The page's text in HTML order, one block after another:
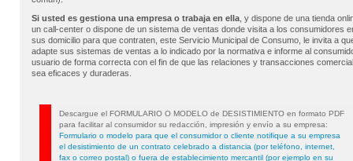
Si usted es gestiona una empresa o trabaja en ella, y dispone de una tienda
un call-center o dispone de un sistema de ventas donde visita a los consumidores
sus domicilio para que contraten, este Servicio Municipal de Consumo, le invita a
adapte sus sistemas de ventas a lo indicado por la normativa e informe al
usuario de forma correcta con el fin de que las relaciones y transacciones
sea eficaces y duraderas.
Descargue el FORMULARIO O MODELO de DESISTIMIENTO en formato PDF
para facilitar al consumidor su redacción, impresión y envío a su empresa:
Formulario o modelo para que el consumidor o cliente notifique a su empresa
el desistimiento de un contrato celebrado a distancia (por teléfono, internet,
fax o correo postal) o fuera de establecimiento mercantil (por ejemplo en su